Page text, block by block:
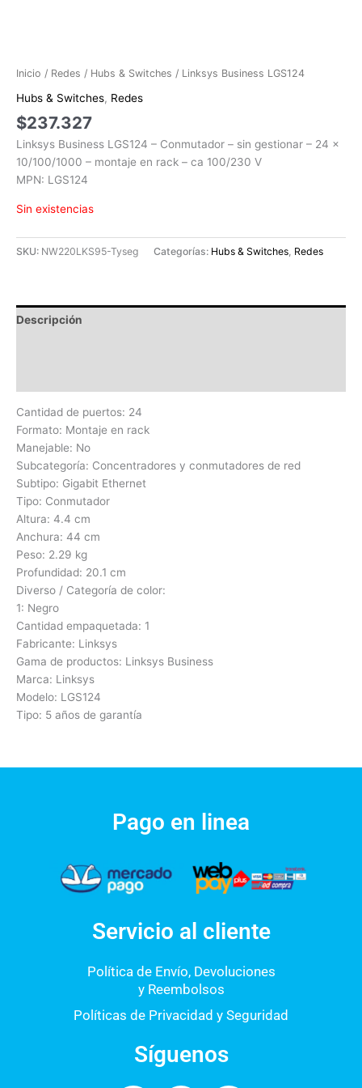
Inicio / Redes / Hubs & Switches / Linksys Business LGS124
Hubs & Switches, Redes
$237.327
Linksys Business LGS124 – Conmutador – sin gestionar – 24 x
10/100/1000 – montaje en rack – ca 100/230 V
MPN: LGS124
Sin existencias
SKU: NW220LKS95-Tyseg Categorías: Hubs & Switches, Redes
Descripción
Cantidad de puertos: 24
Formato: Montaje en rack
Manejable: No
Subcategoría: Concentradores y conmutadores de red
Subtipo: Gigabit Ethernet
Tipo: Conmutador
Altura: 4.4 cm
Anchura: 44 cm
Peso: 2.29 kg
Profundidad: 20.1 cm
Diverso / Categoría de color:
1: Negro
Cantidad empaquetada: 1
Fabricante: Linksys
Gama de productos: Linksys Business
Marca: Linksys
Modelo: LGS124
Tipo: 5 años de garantía
Pago en linea
Servicio al cliente
Política de Envío, Devoluciones
y Reembolsos
Políticas de Privacidad y Seguridad
Síguenos